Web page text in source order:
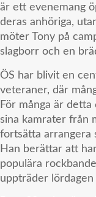
är ett evenemang
deras anhöriga,
möter Tony på
slagborr och en
ÖS har blivit en
veteraner, där
För många är
sina kamrater från
fortsätta arrangera
Han berättar att
populära
uppträder